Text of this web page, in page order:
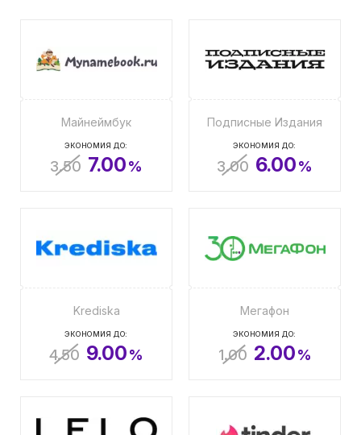
Майнеймбук
ЭКОНОМИЯ ДО:
3.50 7.00%
Подписные Издания
ЭКОНОМИЯ ДО:
3.00 6.00%
Krediska
ЭКОНОМИЯ ДО:
4.50 9.00%
Мегафон
ЭКОНОМИЯ ДО:
1.00 2.00%